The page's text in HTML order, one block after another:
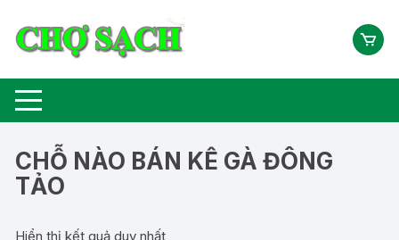
CHỖ NÀO BÁN KÊ GÀ ĐÔNG
TẢO
Hiển thị kết quả duy nhất